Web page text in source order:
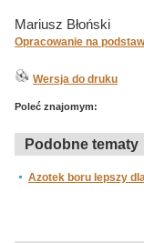
Mariusz Błoński
Opracowanie na
Wersja do druku
Poleć znajomym:
Podobne tematy
Azotek boru lepszy